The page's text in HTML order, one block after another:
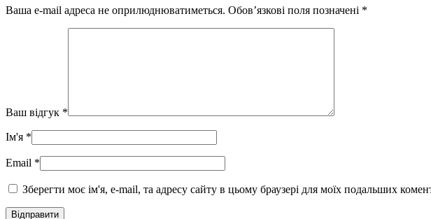
Ваша e-mail адреса не оприлюднюватиметься. Обов’язкові поля позначені *
Ваш відгук *
Ім'я *
Email *
Зберегти моє ім'я, e-mail, та адресу сайту в цьому браузері для моїх подальших